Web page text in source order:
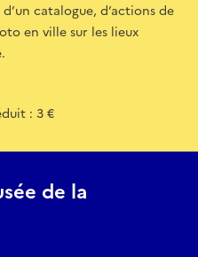
catalogue, d’actions de
en ville sur les lieux
: 3 €
de la